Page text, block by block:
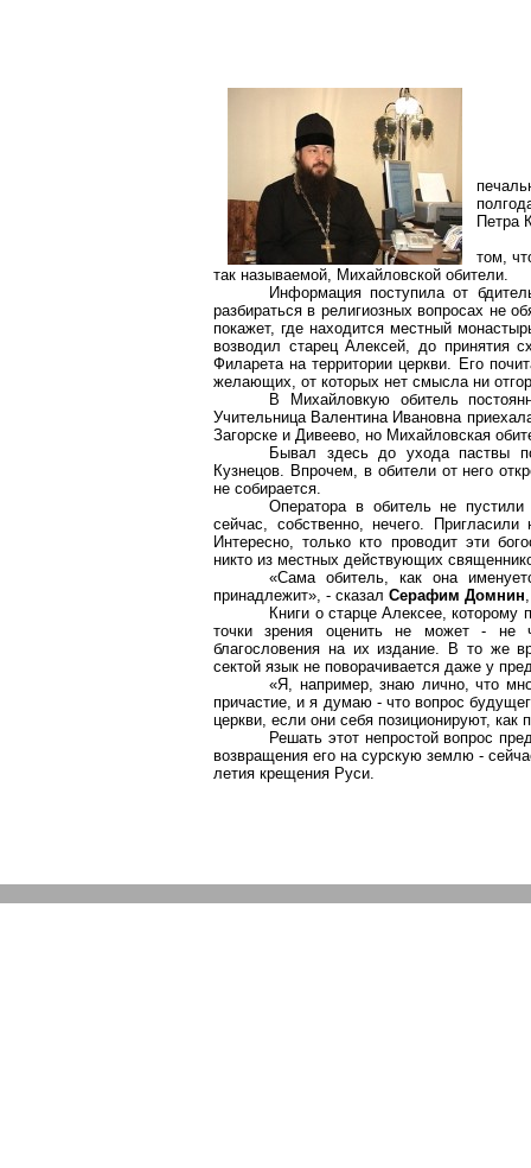
Петра
том,
так называемой, Михайловской обители.
Информация поступила от
разбираться в религиозных вопросах не
покажет, где находится местный
возводил старец Алексей, до принятия
Филарета на территории церкви. Его
желающих, от которых нет смысла ни
В Михайловкую обитель
Учительница Валентина Ивановна
Загорске и Дивеево, но Михайловская
Бывал здесь до ухода паствы
Кузнецов. Впрочем, в обители от него
не собирается.
Оператора в обитель не пустили
сейчас, собственно, нечего.
Интересно, только кто проводит эти
никто из местных действующих
«Сама обитель, как она
принадлежит», - сказал Серафим Домнин
Книги о старце Алексее,
точки зрения оценить не может - не
благословения на их издание. В то же
сектой язык не поворачивается даже у
«Я, например, знаю лично, что
причастие, и я думаю - что вопрос
церкви, если они себя позиционируют,
Решать этот непростой вопрос
возвращения его на сурскую землю -
летия крещения Руси.